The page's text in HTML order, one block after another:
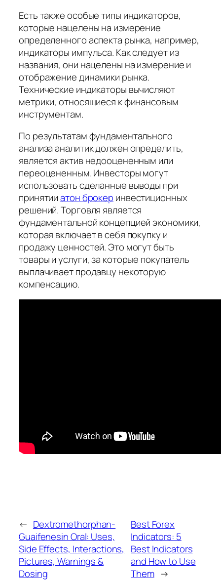
Есть также особые типы индикаторов,
которые нацелены на измерение
определенного аспекта рынка, например,
индикаторы импульса. Как следует из
названия, они нацелены на измерение и
отображение динамики рынка.
Технические индикаторы вычисляют
метрики, относящиеся к финансовым
инструментам.
По результатам фундаментального
анализа аналитик должен определить,
является актив недооцененным или
переоцененным. Инвесторы могут
использовать сделанные выводы при
принятииатон брокер инвестиционных
решений. Торговля является
фундаментальной концепцией экономики,
которая включает в себя покупку и
продажу ценностей. Это могут быть
товары и услуги, за которые покупатель
выплачивает продавцу некоторую
компенсацию.
← Dextromethorphan-
Guaifenesin Oral: Uses,
Side Effects, Interactions,
Pictures, Warnings &
Dosing
Best Forex
Indicators: 5
Best Indicators
and How to Use
Them →